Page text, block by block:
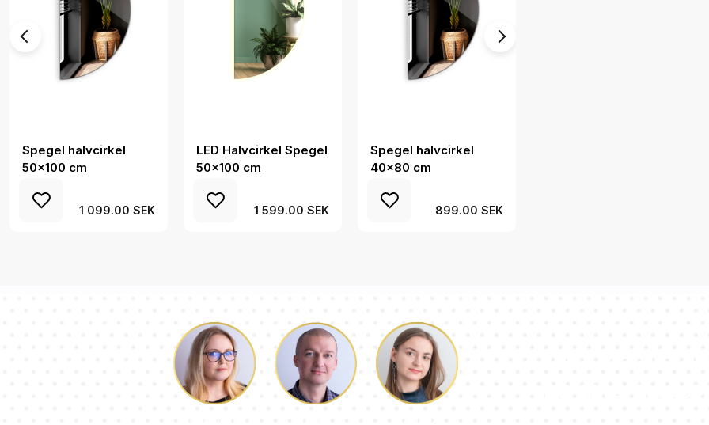
Spegel halvcirkel
50x100 cm
1 099.00 SEK
LED Halvcirkel Spegel
50x100 cm
1 599.00 SEK
Spegel halvcirkel
40x80 cm
899.00 SEK